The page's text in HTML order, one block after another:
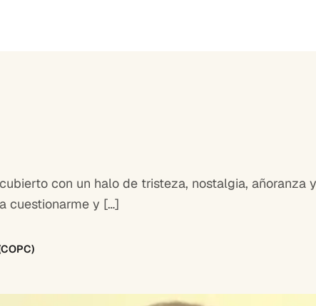
con un halo de tristeza, nostalgia, añoranza
cuestionarme y […]